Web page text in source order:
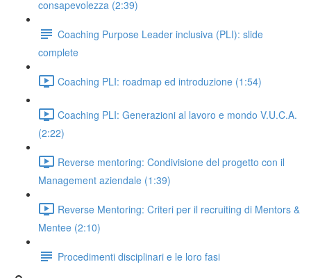
consapevolezza (2:39)
Coaching Purpose Leader inclusiva (PLI): slide
complete
Coaching PLI: roadmap ed introduzione (1:54)
Coaching PLI: Generazioni al lavoro e mondo V.U.C.A.
(2:22)
Reverse mentoring: Condivisione del progetto con il
Management aziendale (1:39)
Reverse Mentoring: Criteri per il recruiting di Mentors &
Mentee (2:10)
Procedimenti disciplinari e le loro fasi